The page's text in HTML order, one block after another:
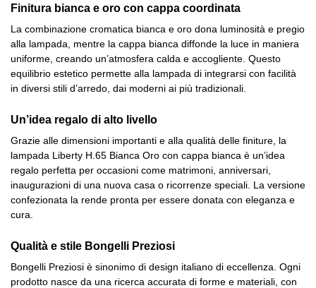
Finitura bianca e oro con cappa coordinata
La combinazione cromatica bianca e oro dona luminosità e pregio
alla lampada, mentre la cappa bianca diffonde la luce in maniera
uniforme, creando un’atmosfera calda e accogliente. Questo
equilibrio estetico permette alla lampada di integrarsi con facilità
in diversi stili d’arredo, dai moderni ai più tradizionali.
Un’idea regalo di alto livello
Grazie alle dimensioni importanti e alla qualità delle finiture, la
lampada Liberty H.65 Bianca Oro con cappa bianca è un’idea
regalo perfetta per occasioni come matrimoni, anniversari,
inaugurazioni di una nuova casa o ricorrenze speciali. La versione
confezionata la rende pronta per essere donata con eleganza e
cura.
Qualità e stile Bongelli Preziosi
Bongelli Preziosi è sinonimo di design italiano di eccellenza. Ogni
prodotto nasce da una ricerca accurata di forme e materiali, con